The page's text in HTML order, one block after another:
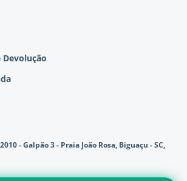
Devolução
- Galpão 3 - Praia João Rosa, Biguaçu - SC,